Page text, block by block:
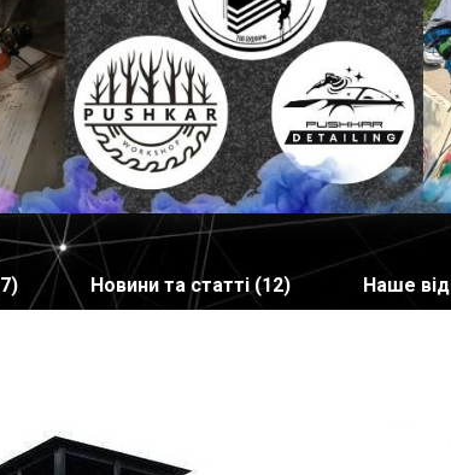
Новини та статті (12) Наше